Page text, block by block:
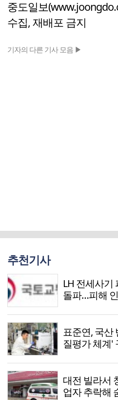
중도일보
수집, 재배포 금지
기자의 다른 기사 모음 ▶
추천기사
LH 전세사기
돌파…피해
표준연, 국산
질평가 체계'
대전 빌라서
업자 추락해